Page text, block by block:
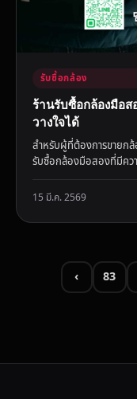
รับซื้อกล้อง
ร้านรับซื้อกล้องมือ
วางใจได้
สำหรับผู้ที่ต้องการขายกล้
รับซื้อกล้องมือสองที่มีควา
15 มี.ค. 2569
‹ 83